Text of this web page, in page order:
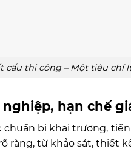
cấu thi công – Một tiêu chí
hạn chế
bị khai trương,
ràng, từ khảo sát, thiết